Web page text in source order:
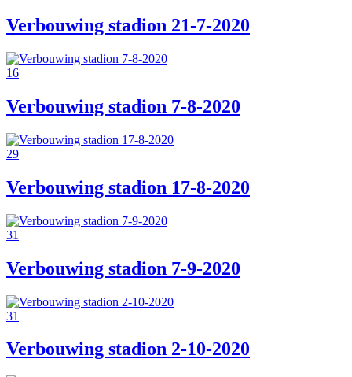
Verbouwing stadion 21-7-2020
16
Verbouwing stadion 7-8-2020
29
Verbouwing stadion 17-8-2020
31
Verbouwing stadion 7-9-2020
31
Verbouwing stadion 2-10-2020